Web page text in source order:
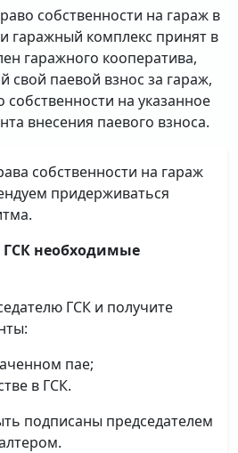
собственности на гараж в
гаражный комплекс принят в
гаражного кооператива,
свой паевой взнос за гараж,
на указанное
внесения паевого взноса.
собственности на гараж
придерживаться
ГСК необходимые
ГСК и получите
пае;
в ГСК.
подписаны председателем